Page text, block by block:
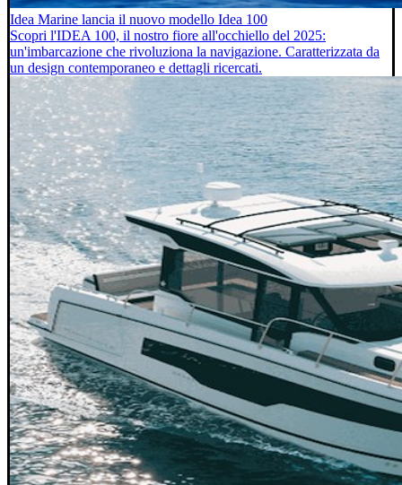
Idea Marine lancia il nuovo modello Idea 100
Scopri l'IDEA 100, il nostro fiore all'occhiello del 2025:
un'imbarcazione che rivoluziona la navigazione. Caratterizzata da
un design contemporaneo e dettagli ricercati.